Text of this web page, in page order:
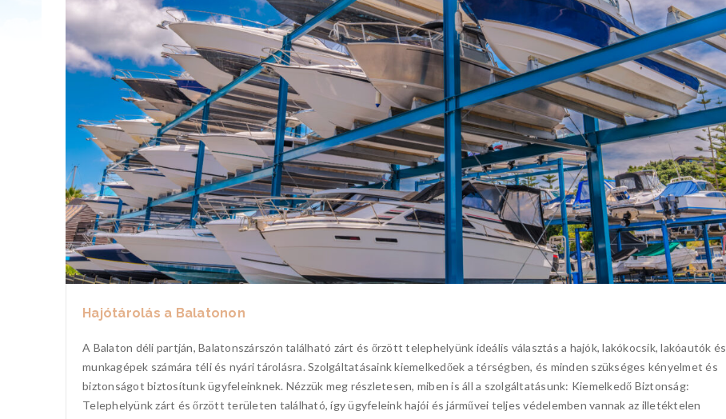
Hajótárolás a Balatonon
A Balaton déli partján, Balatonszárszón található zárt és őrzött telephelyünk ideális választás a hajók, lakókocsik, lakóautók és
munkagépek számára téli és nyári tárolásra. Szolgáltatásaink kiemelkedőek a térségben, és minden szükséges kényelmet és
biztonságot biztosítunk ügyfeleinknek. Nézzük meg részletesen, miben is áll a szolgáltatásunk: Kiemelkedő Biztonság:
Telephelyünk zárt és őrzött területen található, így ügyfeleink hajói és járművei teljes védelemben vannak az illetéktelen